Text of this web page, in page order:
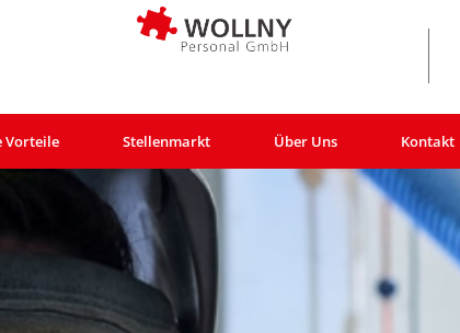
Vorteile Stellenmarkt Über Uns Kontakt